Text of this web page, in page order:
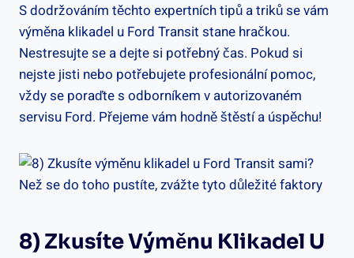
S ‍dodržováním těchto expertních tipů a triků ‌se‌ vám
výměna klikadel u ⁢Ford Transit stane hračkou.
⁢Nestresujte se a dejte si ⁣potřebný čas. Pokud ⁢si
nejste jisti nebo potřebujete ‌profesionální pomoc,
vždy se poraďte s odborníkem ⁤v autorizovaném
servisu​ Ford. Přejeme vám hodně štěstí ‍a úspěchu!
8) Zkusíte‌ Výměnu Klikadel U